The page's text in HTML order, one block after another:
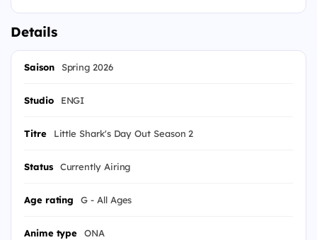
Details
Saison Spring 2026
Studio ENGI
Titre Little Shark's Day Out Season 2
Status Currently Airing
Age rating G - All Ages
Anime type ONA